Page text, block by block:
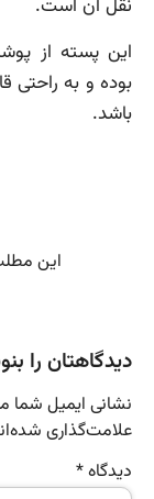
نقل آن است.
این پسته از
بوده و به
باشد.
این
دیدگاهتان را
نشانی ایمیل شما
علامت‌گذاری
دیدگاه*